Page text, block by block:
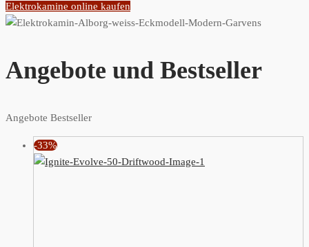
Elektrokamine online kaufen
Angebote und Bestseller
Angebote Bestseller
-33%